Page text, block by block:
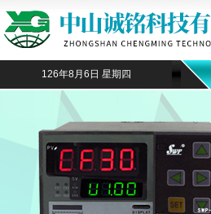
126年8月6日 星期四